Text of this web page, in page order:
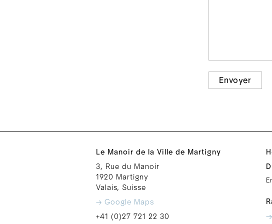
Envoyer
Le Manoir de la Ville de Martigny
3, Rue du Manoir
1920 Martigny
Valais, Suisse
→ Google Maps
+41 (0)27 721 22 30